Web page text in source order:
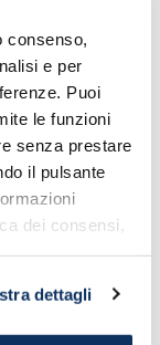
e per
Puoi
le funzioni
senza prestare
il pulsante
dei consensi,
dettagli